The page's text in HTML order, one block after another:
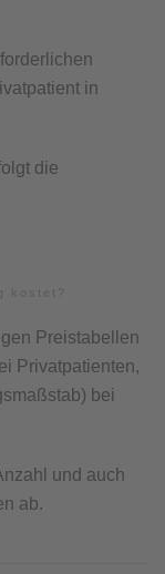
in
die
Preistabellen
Privatpatienten,
bei
und auch
ab.